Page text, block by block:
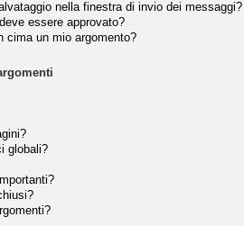
nella finestra di invio dei messaggi?
essere approvato?
cima un mio argomento?
globali?